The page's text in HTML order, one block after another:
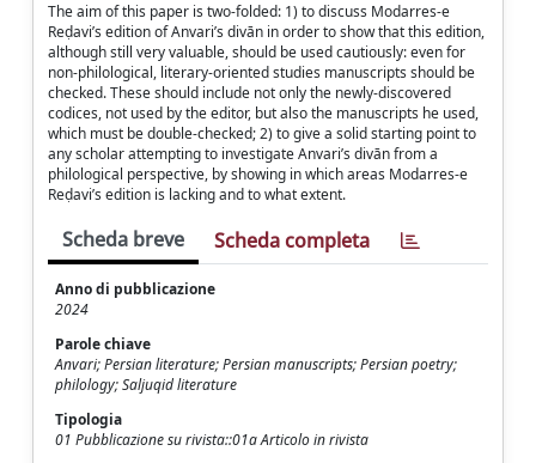
The aim of this paper is two-folded: 1) to discuss Modarres-e
Reḍavi’s edition of Anvari’s divān in order to show that this edition,
although still very valuable, should be used cautiously: even for
non-philological, literary-oriented studies manuscripts should be
checked. These should include not only the newly-discovered
codices, not used by the editor, but also the manuscripts he used,
which must be double-checked; 2) to give a solid starting point to
any scholar attempting to investigate Anvari’s divān from a
philological perspective, by showing in which areas Modarres-e
Reḍavi’s edition is lacking and to what extent.
Scheda breve Scheda completa
Anno di pubblicazione
2024
Parole chiave
Anvari; Persian literature; Persian manuscripts; Persian poetry;
philology; Saljuqid literature
Tipologia
01 Pubblicazione su rivista::01a Articolo in rivista